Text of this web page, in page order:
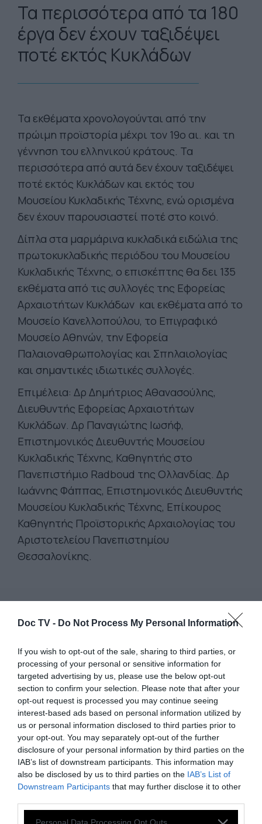
Doc TV - Do Not Process My Personal Information
If you wish to opt-out of the sale, sharing to third parties, or
processing of your personal or sensitive information for
targeted advertising by us, please use the below opt-out
section to confirm your selection. Please note that after your
opt-out request is processed you may continue seeing
interest-based ads based on personal information utilized by
us or personal information disclosed to third parties prior to
your opt-out. You may separately opt-out of the further
disclosure of your personal information by third parties on the
IAB’s list of downstream participants. This information may
also be disclosed by us to third parties on the IAB’s List of
Downstream Participants that may further disclose it to other
Personal Data Processing Opt Outs
Τα περισσότερα από τα 180
έργα δεν έχουν ταξιδέψει
ποτέ εκτός Κυκλάδων
Τα εκθέματα χρονολογούνται από την
πρώιμη προϊστορία μέχρι τον 19ο αι. και τη
γέννηση του ελληνικού κράτους. Τα
περισσότερα από αυτά δεν έχουν ταξιδέψει
ποτέ εκτός Κυκλάδων και εκτός του
Μουσείου Κυκλαδικής Τέχνης, ενώ ορισμένα
δεν έχουν παρουσιαστεί ποτέ στο κοινό.
Δίπλα στα μαρμάρινα κυκλαδικά ειδώλια της
πρωτοκυκλαδικής περιόδου του Μουσείου
Κυκλαδικής Τέχνης, ο επισκέπτης θα δει 135
εκθέματα από τις συλλογές της Εφορείας
Αρχαιοτήτων Κυκλάδων και εκθέματα από το
Μουσείο Κανελλοπούλου, το Επιγραφικό
Μουσείο Αθηνών, την Εφορεία
Παλαιοναθρωπολογίας και Σπηλαιολογίας
και σημαντικές ιδιωτικές συλλογές.
Επιμέλεια: Δρ Δημήτριος Αθανασούλης,
Διευθυντής Εφορείας Αρχαιοτήτων
Κυκλάδων. Δρ Παναγιώτης Ιωσήφ,
Επιστημονικός Διευθυντής Μουσείου
Κυκλαδικής Τέχνης, Καθηγητής στο
Πανεπιστήμιο Radboud της Ολλανδίας. Δρ
Ιωάννης Φάππας, Επιστημονικός Διευθυντής
Μουσείου Κυκλαδικής Τέχνης, Επίκουρος
Καθηγητής Προϊστορικής Αρχαιολογίας του
Αριστοτελείου Πανεπιστημίου
Θεσσαλονίκης.
Μαρμάρινο άγαλμα κολοσσικής Κόρης από τη Θήρα, 600-
575 π.Χ.